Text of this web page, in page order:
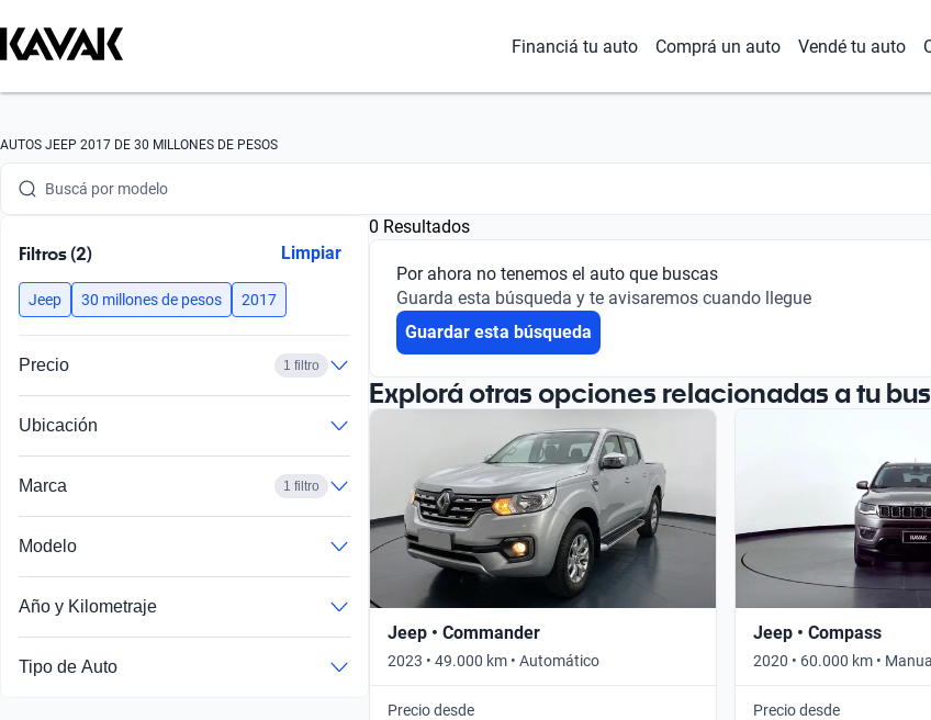
Financiá tu auto Comprá un auto Vendé tu auto
AUTOS JEEP 2017 DE 30 MILLONES DE PESOS
Buscá por marca
Buscá por modelo
Buscá por año
Buscá por marca
Buscá por versión
Buscá por año
Filtros (2) Limpiar
Jeep 30 millones de pesos 2017
Precio 1 filtro
Ubicación
Marca 1 filtro
Modelo
Año y Kilometraje
Tipo de Auto
0 Resultados
Por ahora no tenemos el auto que buscas
Guarda esta búsqueda y te avisaremos cuando llegue
Guardar esta búsqueda
Explorá otras opciones relacionadas a tu
Jeep • Commander
2023 • 49.000 km • Automático
Precio desde
Jeep • Compass
2020 • 60.000 km • Manual
Precio desde